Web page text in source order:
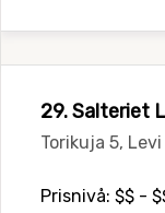
29. Salteriet
Torikuja 5,
Prisnivå: $$ -